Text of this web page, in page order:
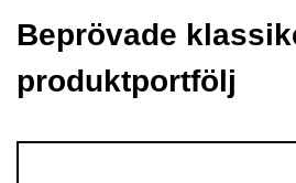
Beprövade
produktportfölj